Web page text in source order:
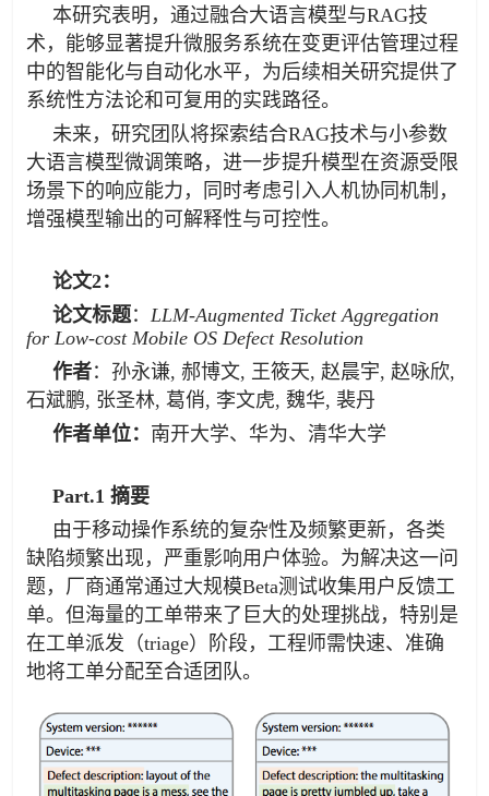
本研究表明，通过融合大语言模型与RAG技
术，能够显著提升微服务系统在变更评估管理过程
中的智能化与自动化水平，为后续相关研究提供了
系统性方法论和可复用的实践路径。
未来，研究团队将探索结合RAG技术与小参数
大语言模型微调策略，进一步提升模型在资源受限
场景下的响应能力，同时考虑引入人机协同机制，
增强模型输出的可解释性与可控性。
论文2：
论文标题： LLM-Augmented Ticket Aggregation
for Low-cost Mobile OS Defect Resolution
作者：孙永谦, 郝博文, 王筱天, 赵晨宇, 赵咏欣,
石斌鹏, 张圣林, 葛俏, 李文虎, 魏华, 裴丹
作者单位： 南开大学、华为、清华大学
Part.1 摘要
由于移动操作系统的复杂性及频繁更新，各类
缺陷频繁出现，严重影响用户体验。为解决这一问
题，厂商通常通过大规模Beta测试收集用户反馈工
单。但海量的工单带来了巨大的处理挑战，特别是
在工单派发（triage）阶段，工程师需快速、准确
地将工单分配至合适团队。